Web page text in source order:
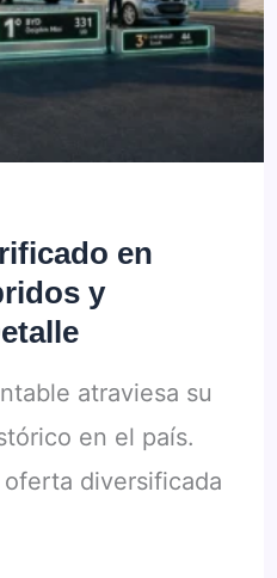
en
y
atraviesa su
en el país.
diversificada